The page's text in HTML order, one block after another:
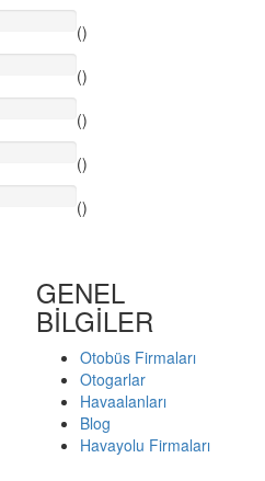
()
()
()
()
()
GENEL
BİLGİLER
Otobüs Firmaları
Otogarlar
Havaalanları
Blog
Havayolu Firmaları